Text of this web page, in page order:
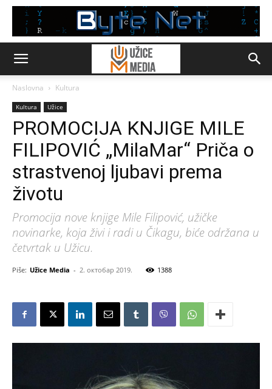
Naslovna Kultura
Kultura Užice
PROMOCIJA KNJIGE MILE
FILIPOVIĆ „MilaMar“ Priča o
strastvenoj ljubavi prema
životu
Promocija nove knjige Mile Filipović, užičke
novinarke, koja živi i radi u Čikagu, biće održana u
četvrtak u Užicu.
Piše: Užice Media - 2. октобар 2019. 1388